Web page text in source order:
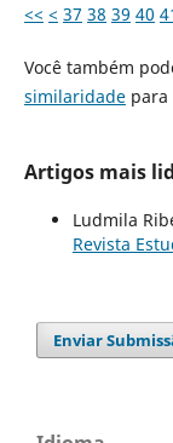
<< < 37 38 39 40
Você também
similaridadepara
Artigos mais
Ludmila
Revista
Enviar